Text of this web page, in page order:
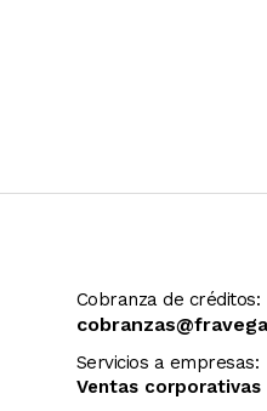
Cobranza de créditos:
Servicios a empresas:
Ventas corporativas